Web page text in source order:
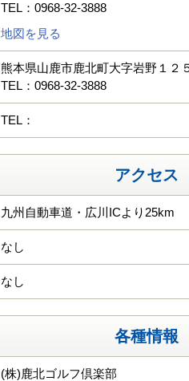
TEL：0968-32-3888
地図を見る
熊本県山鹿市鹿北町大字岩野１２
TEL：0968-32-3888
TEL：
アクセス
九州自動車道・広川ICより25km
なし
なし
各種情報
(株)鹿北ゴルフ倶楽部